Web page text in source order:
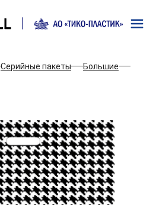
Серийные пакеты
Большие